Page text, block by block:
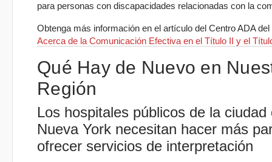
para personas con discapacidades relacionadas con la
Obtenga más información en el artículo del Centro ADA
Acerca de la Comunicación Efectiva en el Título II y el
Qué Hay de Nuevo en
Región
Los hospitales públicos de la ciudad
Nueva York necesitan hacer más
ofrecer servicios de interpretación